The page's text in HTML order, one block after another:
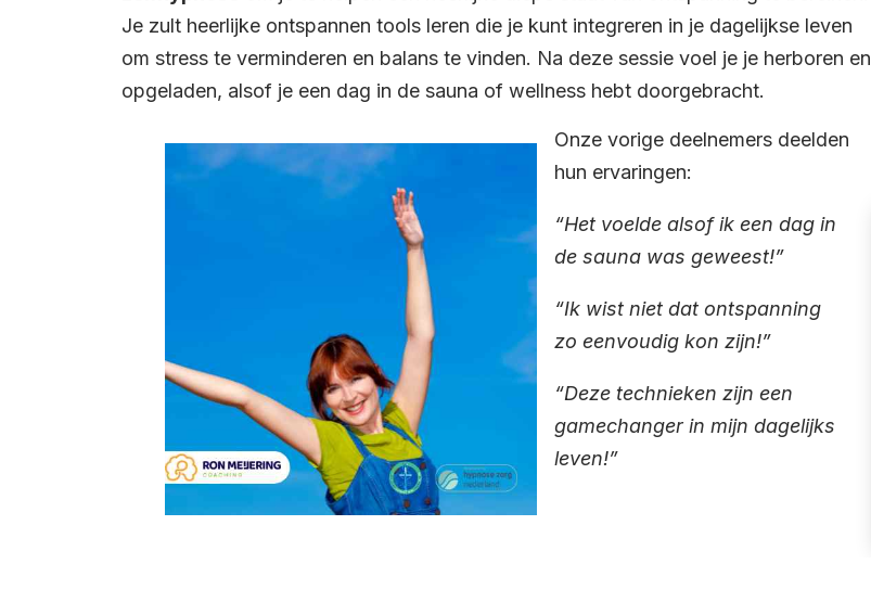
Je zult heerlijke ontspannen tools leren die je kunt integreren in je dagelijkse leven
om stress te verminderen en balans te vinden. Na deze sessie voel je je herboren en
opgeladen, alsof je een dag in de sauna of wellness hebt doorgebracht.​
Onze vorige deelnemers deelden
hun ervaringen:
“Het voelde alsof ik een dag in
de sauna was geweest!”
“Ik wist niet dat ontspanning
zo eenvoudig kon zijn!”
“Deze technieken zijn een
gamechanger in mijn dagelijks
leven!”